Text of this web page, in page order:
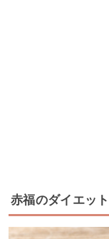
赤福のダイエッ